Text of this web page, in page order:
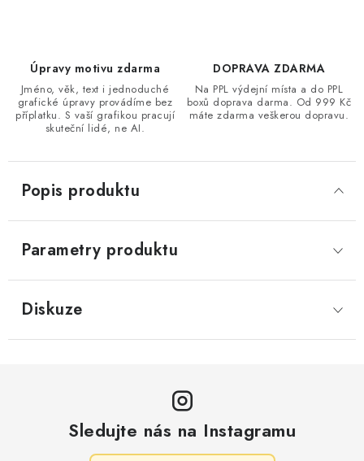
Úpravy motivu zdarma
Jméno, věk, text i jednoduché
grafické úpravy provádíme bez
příplatku. S vaší grafikou pracují
skuteční lidé, ne AI.
DOPRAVA ZDARMA
Na PPL výdejní místa a do PPL
boxů doprava darma. Od 999 Kč
máte zdarma veškerou dopravu.
Popis produktu
Parametry produktu
Diskuze
Sledujte nás na Instagramu